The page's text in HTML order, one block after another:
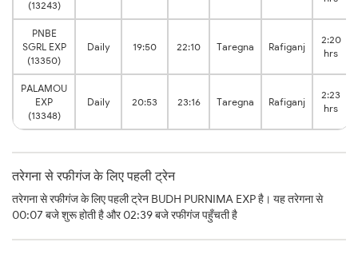
(13243)
PNBE
SGRL EXP
(13350)
Daily 19:50 22:10 Taregna Rafiganj
2:20
hrs
PALAMOU
EXP
(13348)
Daily 20:53 23:16 Taregna Rafiganj
2:23
hrs
तरेगना से रफीगंज के लिए पहली ट्रेन
तरेगना से रफीगंज के लिए पहली ट्रेन BUDH PURNIMA EXP है। यह तरेगना से
00:07 बजे शुरू होती है और 02:39 बजे रफीगंज पहुँचती है